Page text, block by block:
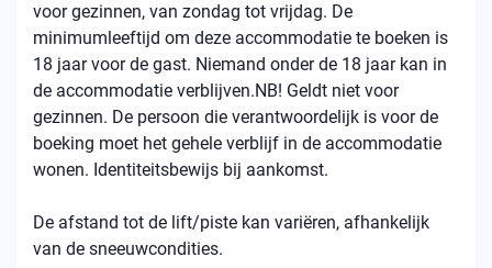
voor gezinnen, van zondag tot vrijdag. De
minimumleeftijd om deze accommodatie te boeken is
18 jaar voor de gast. Niemand onder de 18 jaar kan in
de accommodatie verblijven.NB! Geldt niet voor
gezinnen. De persoon die verantwoordelijk is voor de
boeking moet het gehele verblijf in de accommodatie
wonen. Identiteitsbewijs bij aankomst.
De afstand tot de lift/piste kan variëren, afhankelijk
van de sneeuwcondities.